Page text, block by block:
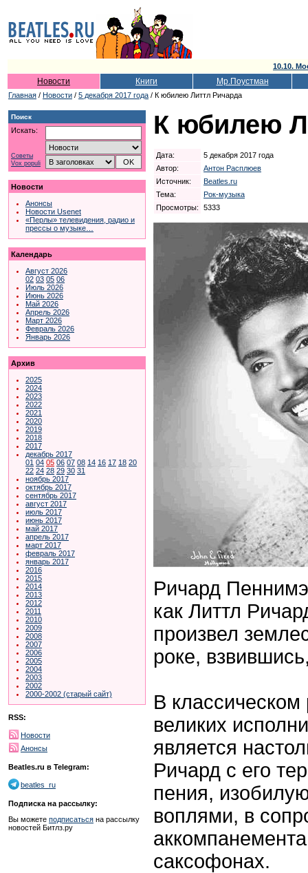
10.10.
Новости Книги Мр.Поустман
Главная / Новости / 5 декабря 2017 года / К юбилею Литтл Ричарда
Поиск
Искать:
Советы
Vox populi
Новости
Анонсы
Новости Usenet
«Перлы» телевидения, радио и
прессы о музыке…
Календарь
Август 2026
02 03 05 06
Июль 2026
Июнь 2026
Май 2026
Апрель 2026
Март 2026
Февраль 2026
Январь 2026
Архив
2025
2024
2023
2022
2021
2020
2019
2018
2017
декабрь 2017
01 04 05 06 07 08 14 16 17 18 20
22 24 28 29 30 31
ноябрь 2017
октябрь 2017
сентябрь 2017
август 2017
июль 2017
июнь 2017
май 2017
апрель 2017
март 2017
февраль 2017
январь 2017
2016
2015
2014
2013
2012
2011
2010
2009
2008
2007
2006
2005
2004
2003
2002
2000-2002 (старый сайт)
RSS:
Новости
Анонсы
Beatles.ru в Telegram:
beatles_ru
Подписка на рассылку:
Вы можете подписаться на рассылку
новостей Битлз.ру
К юбилею
Дата:
5 декабря 2017 года
Автор:
Антон Расплюев
Источник:
Beatles.ru
Тема:
Рок-музыка
Просмотры:
5333
Ричард
как Литтл
произвел
роке,
В классическом
великих
является
Ричард с его
пения,
воплями, в
саксофонах.